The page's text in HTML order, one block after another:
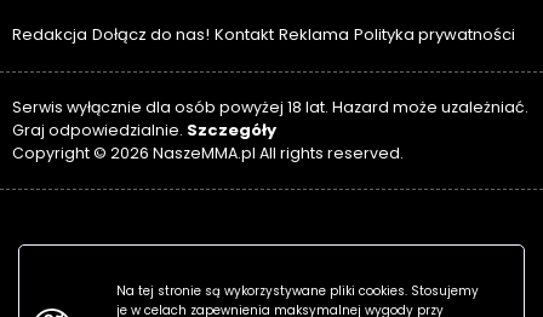
Redakcja Dołącz do nas! Kontakt Reklama Polityka prywatności
Serwis wyłącznie dla osób powyżej 18 lat. Hazard może uzależniać.
Graj odpowiedzialnie. Szczegóły
Copyright © 2026 NaszeMMA.pl All rights reserved.
Na tej stronie są wykorzystywane pliki cookies. Stosujemy
je w celach zapewnienia maksymalnej wygody przy